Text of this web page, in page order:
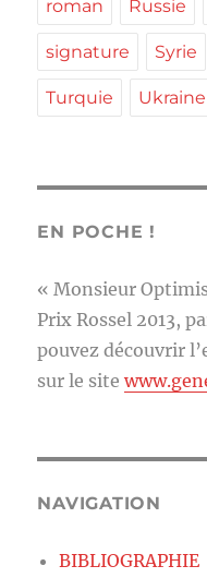
roman Russie
signature Syrie
Turquie Ukraine
EN POCHE !
« Monsieur
Prix Rossel 2013,
pouvez découvrir
sur le site
NAVIGATION
BIBLIOGRAPHIE